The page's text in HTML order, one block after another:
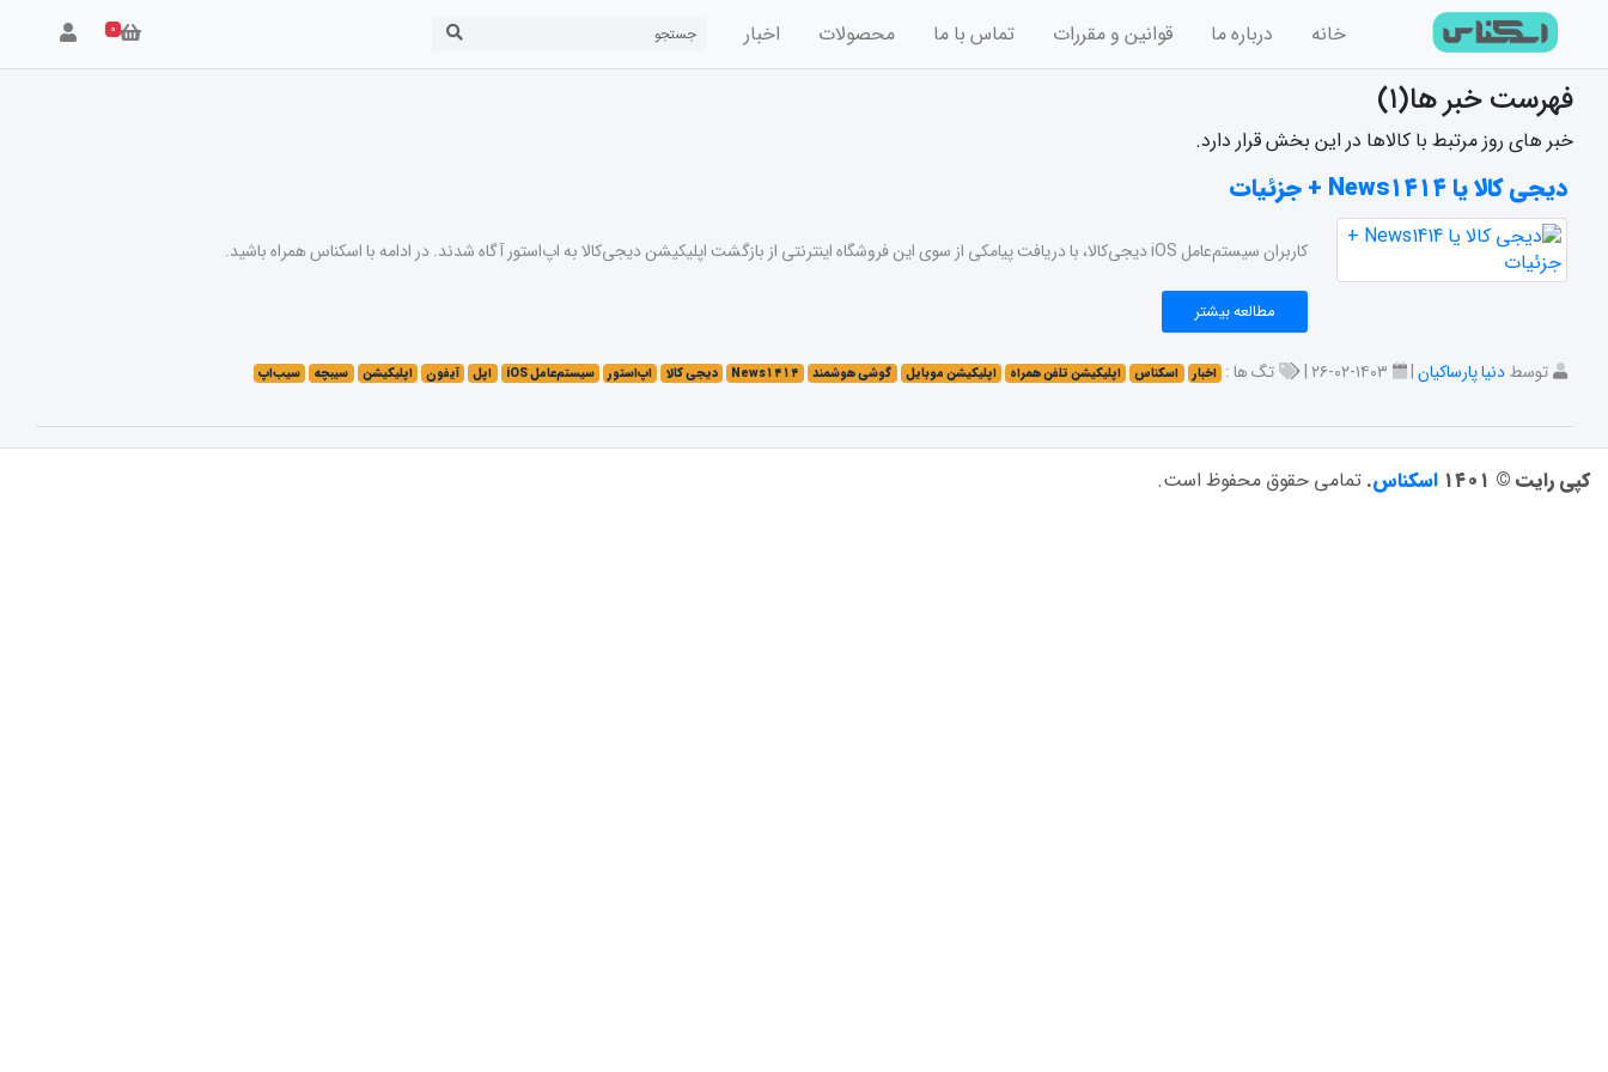
خانه درباره ما قوانین و مقررات تماس با ما محصولات اخبار ۰
فهرست خبر ها(۱)
خبر های روز مرتبط با کالاها در این بخش قرار دارد.
دیجی کالا یا News۱۴۱۴ + جزئیات
کاربران سیستم‌عامل iOS دیجی‌کالا، با دریافت پیامکی از سوی این فروشگاه اینترنتی از بازگشت اپلیکیشن دیجی‌کالا به اپ‌استور آگاه شدند. در ادامه با اسکناس همراه باشید.
مطالعه بیشتر
توسطدنیا پارساکیان| ۱۴۰۳-۰۲-۲۶ | تگ ها : اخبار اسکناس اپلیکیشن تلفن همراه اپلیکیشن موبایل گوشی هوشمند News۱۴۱۴ دیجی کالا اپ‌استور سیستم‌عامل iOS اپل آیفون اپلیکیشن سیبچه سیب‌اپ
کپی رایت © ۱۴۰۱ اسکناس. تمامی حقوق محفوظ است.